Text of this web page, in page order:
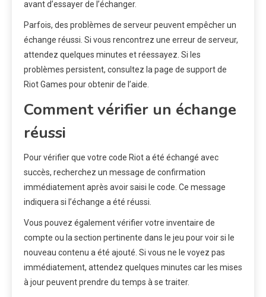
avant d’essayer de l’échanger.
Parfois, des problèmes de serveur peuvent empêcher un
échange réussi. Si vous rencontrez une erreur de serveur,
attendez quelques minutes et réessayez. Si les
problèmes persistent, consultez la page de support de
Riot Games pour obtenir de l’aide.
Comment vérifier un échange
réussi
Pour vérifier que votre code Riot a été échangé avec
succès, recherchez un message de confirmation
immédiatement après avoir saisi le code. Ce message
indiquera si l’échange a été réussi.
Vous pouvez également vérifier votre inventaire de
compte ou la section pertinente dans le jeu pour voir si le
nouveau contenu a été ajouté. Si vous ne le voyez pas
immédiatement, attendez quelques minutes car les mises
à jour peuvent prendre du temps à se traiter.